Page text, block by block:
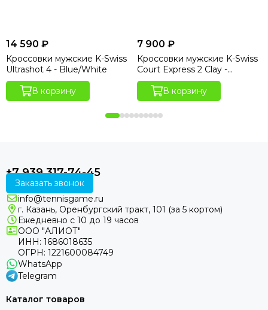
14 590 ₽
Кроссовки мужские K-Swiss
Ultrashot 4 - Blue/White
В корзину
7 900 ₽
Кроссовки мужские K-Swiss
Court Express 2 Clay -
Black/White
В корзину
+7 939 317-74-45
Заказать звонок
info@tennisgame.ru
г. Казань, Оренбургский тракт, 101 (за 5 кортом)
Ежедневно с 10 до 19 часов
ООО "АЛИОТ"
ИНН: 1686018635
ОГРН: 1221600084749
WhatsApp
Telegram
Каталог товаров